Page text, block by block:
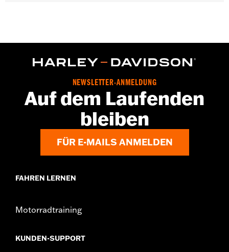
GARANTIE:,,,,,,,,,,,,,,,,,,,,,,,,,,,,,,,,,,,,,,,,,,,,,,,,,,,,,,,,,,,,,,,,,,
müssen möglicherweise neue Dichtungen gekauft
werden. Wende Dich für weitere Informationen an
Deinen Händler.
NEWSLETTER-ANMELDUNG
Auf dem Laufenden
bleiben
FÜR E-MAILS ANMELDEN
FAHREN LERNEN
Motorradtraining
KUNDEN-SUPPORT